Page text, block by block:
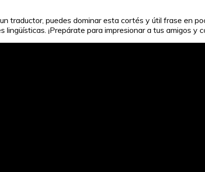
traductor, puedes dominar esta cortés y útil frase en
¡Prepárate para impresionar a tus amigos y